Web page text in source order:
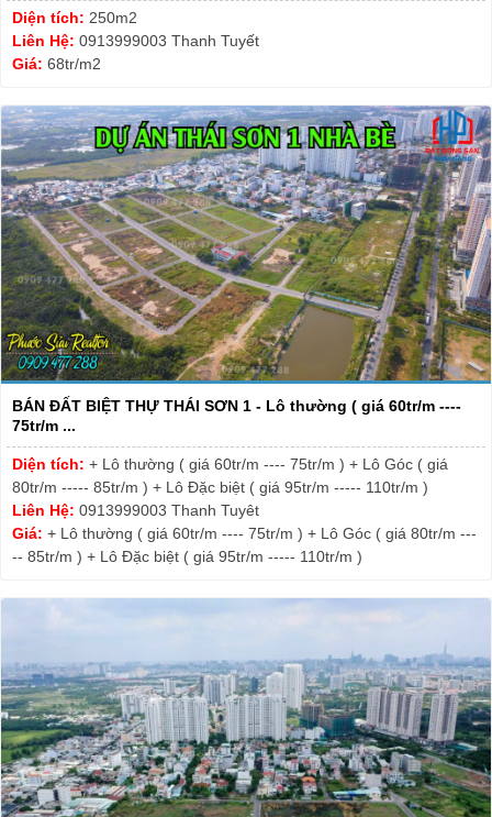
Diện tích: 250m2
Liên Hệ: 0913999003 Thanh Tuyết
Giá: 68tr/m2
BÁN ĐẤT BIỆT THỰ THÁI SƠN 1 - Lô thường ( giá 60tr/m ----
75tr/m ...
Diện tích: + Lô thường ( giá 60tr/m ---- 75tr/m ) + Lô Góc ( giá
80tr/m ----- 85tr/m ) + Lô Đặc biệt ( giá 95tr/m ----- 110tr/m )
Liên Hệ: 0913999003 Thanh Tuyêt
Giá: + Lô thường ( giá 60tr/m ---- 75tr/m ) + Lô Góc ( giá 80tr/m ---
-- 85tr/m ) + Lô Đặc biệt ( giá 95tr/m ----- 110tr/m )